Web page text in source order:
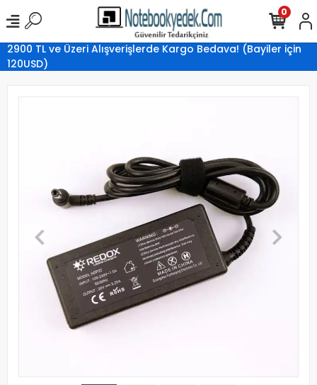
2900 TL ve Üzeri Alışverişlerde Kargo Bedava! (Bayiler için
120USD)
0